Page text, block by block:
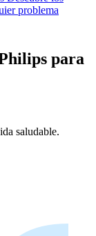
problema
para
saludable.